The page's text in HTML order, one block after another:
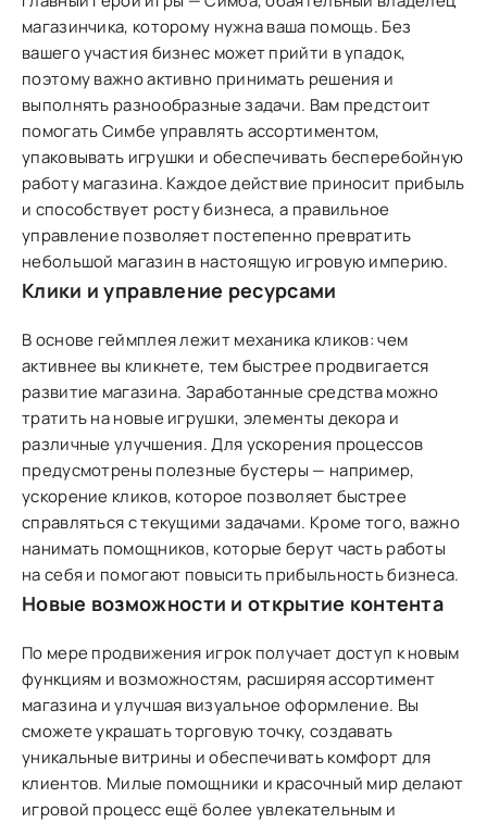
магазинчика, которому нужна ваша помощь. Без
вашего участия бизнес может прийти в упадок,
поэтому важно активно принимать решения и
выполнять разнообразные задачи. Вам предстоит
помогать Симбе управлять ассортиментом,
упаковывать игрушки и обеспечивать бесперебойную
работу магазина. Каждое действие приносит прибыль
и способствует росту бизнеса, а правильное
управление позволяет постепенно превратить
небольшой магазин в настоящую игровую империю.
Клики и управление ресурсами
В основе геймплея лежит механика кликов: чем
активнее вы кликнете, тем быстрее продвигается
развитие магазина. Заработанные средства можно
тратить на новые игрушки, элементы декора и
различные улучшения. Для ускорения процессов
предусмотрены полезные бустеры — например,
ускорение кликов, которое позволяет быстрее
справляться с текущими задачами. Кроме того, важно
нанимать помощников, которые берут часть работы
на себя и помогают повысить прибыльность бизнеса.
Новые возможности и открытие контента
По мере продвижения игрок получает доступ к новым
функциям и возможностям, расширяя ассортимент
магазина и улучшая визуальное оформление. Вы
сможете украшать торговую точку, создавать
уникальные витрины и обеспечивать комфорт для
клиентов. Милые помощники и красочный мир делают
игровой процесс ещё более увлекательным и